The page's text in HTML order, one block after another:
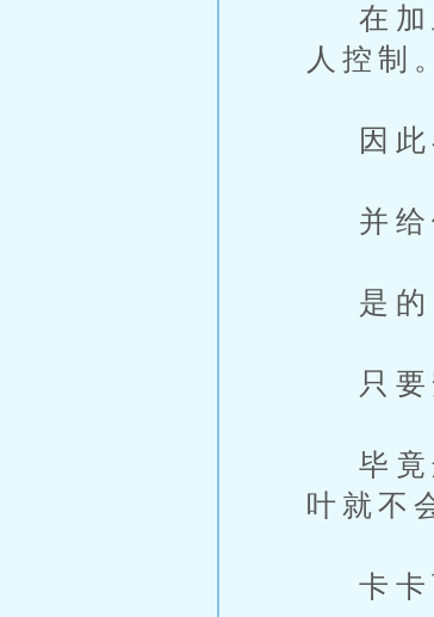
在加
人控制。
因此
并给
是的
只要
毕竟
叶就不
卡卡